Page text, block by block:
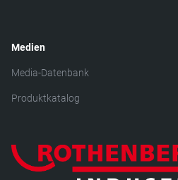
Medien
Media-Datenbank
Produktkatalog